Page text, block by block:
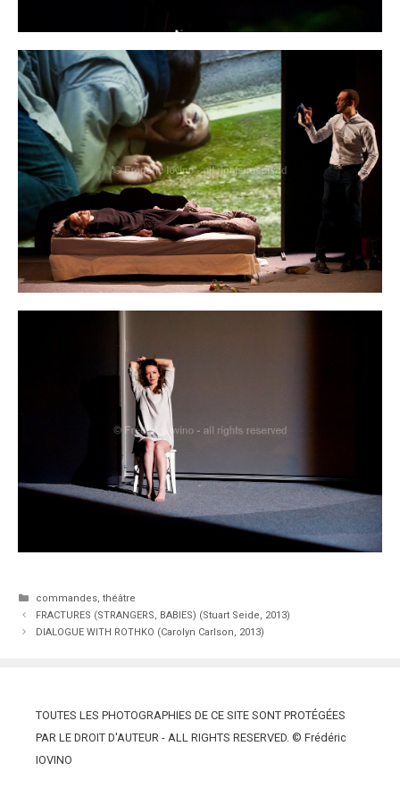
Catégories
commandes, théâtre
FRACTURES (STRANGERS, BABIES) (Stuart Seide, 2013)
DIALOGUE WITH ROTHKO (Carolyn Carlson, 2013)
TOUTES LES PHOTOGRAPHIES DE CE SITE SONT PROTÉGÉES
PAR LE DROIT D'AUTEUR - ALL RIGHTS RESERVED. © Frédéric
IOVINO